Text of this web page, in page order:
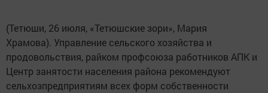
(Тетюши, 26 июля, «Тетюшские зори», Мария
Храмова). Управление сельского хозяйства и
продовольствия, райком профсоюза работников АПК и
Центр занятости населения района рекомендуют
сельхозпредприятиям всех форм собственности